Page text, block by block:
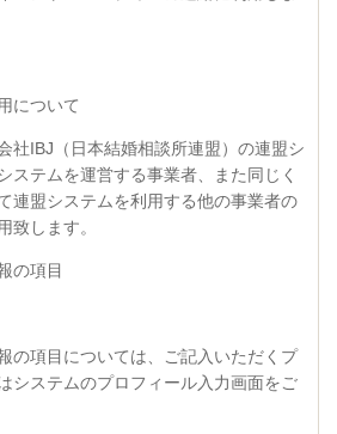
について
社IBJ（日本結婚相談所連盟）の連盟シ
ステムを運営する事業者、また同じく
連盟システムを利用する他の事業者の
致します。
の項目
の項目については、ご記入いただくプ
システムのプロフィール入力画面をご